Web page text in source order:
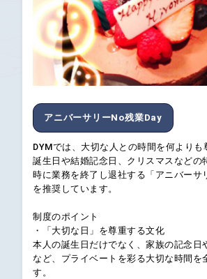
アニバーサリーNo残業Day
DYMでは、大切な人との時間を何よりも
誕生日や結婚記念日、クリスマスなどの
時に業務を終了し退社する「アニバーサ
を推奨しています。
制度のポイント
・「大切な日」を尊重する文化
本人の誕生日だけでなく、家族の記念日
など、プライベートを彩る大切な時間を
す。